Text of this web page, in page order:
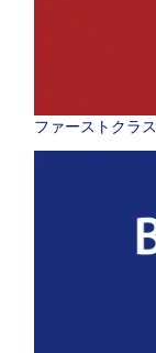
ファーストクラス